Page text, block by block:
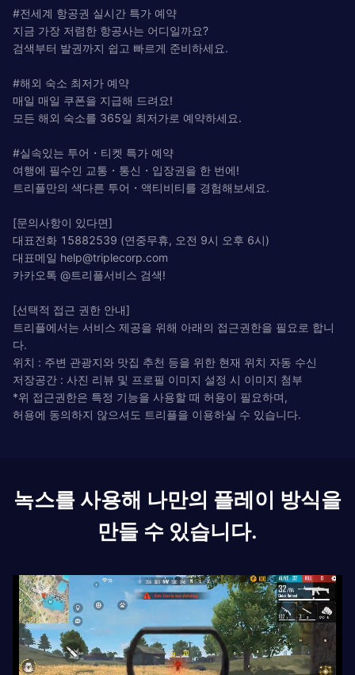
#전세계 항공권 실시간 특가 예약
지금 가장 저렴한 항공사는 어디일까요?
검색부터 발권까지 쉽고 빠르게 준비하세요.
#해외 숙소 최저가 예약
매일 매일 쿠폰을 지급해 드려요!
모든 해외 숙소를 365일 최저가로 예약하세요.
#실속있는 투어・티켓 특가 예약
여행에 필수인 교통・통신・입장권을 한 번에!
트리플만의 색다른 투어・액티비티를 경험해보세요.
[문의사항이 있다면]
대표전화 15882539 (연중무휴, 오전 9시 오후 6시)
대표메일 help@triplecorp.com
카카오톡 @트리플서비스 검색!
[선택적 접근 권한 안내]
트리플에서는 서비스 제공을 위해 아래의 접근권한을 필요로 합니
다.
위치 : 주변 관광지와 맛집 추천 등을 위한 현재 위치 자동 수신
저장공간 : 사진 리뷰 및 프로필 이미지 설정 시 이미지 첨부
*위 접근권한은 특정 기능을 사용할 때 허용이 필요하며,
허용에 동의하지 않으셔도 트리플을 이용하실 수 있습니다.
녹스를 사용해 나만의 플레이 방식을
만들 수 있습니다.